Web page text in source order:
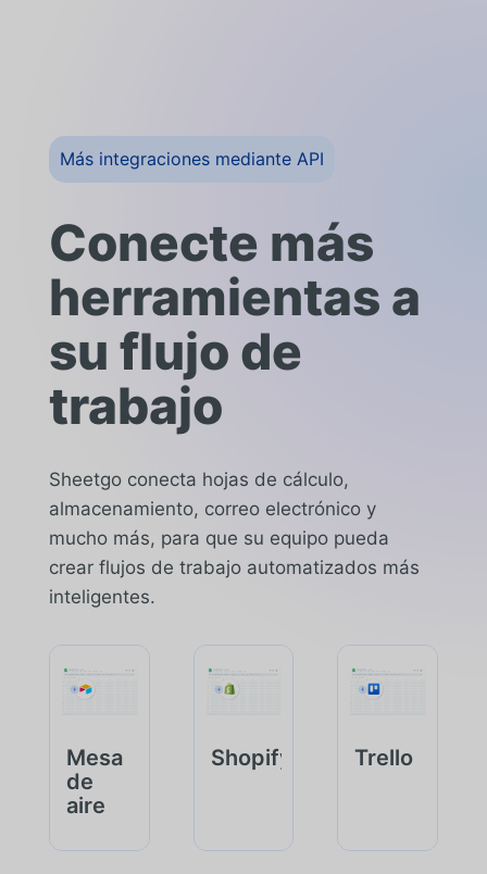
Más integraciones mediante API
Conecte más
herramientas a
su flujo de
trabajo
Sheetgo conecta hojas de cálculo,
almacenamiento, correo electrónico y
mucho más, para que su equipo pueda
crear flujos de trabajo automatizados más
inteligentes.
Mesa
de
aire
Shopify Trello